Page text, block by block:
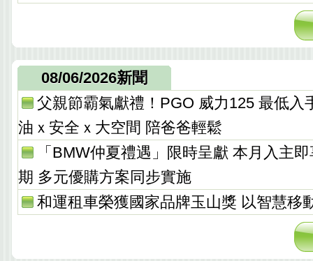
08/06/2026新聞
父親節霸氣獻禮！PGO 威力125 最低入
油ｘ安全ｘ大空間 陪爸爸輕鬆
「BMW仲夏禮遇」限時呈獻 本月入主
期 多元優購方案同步實施
和運租車榮獲國家品牌玉山獎 以智慧移